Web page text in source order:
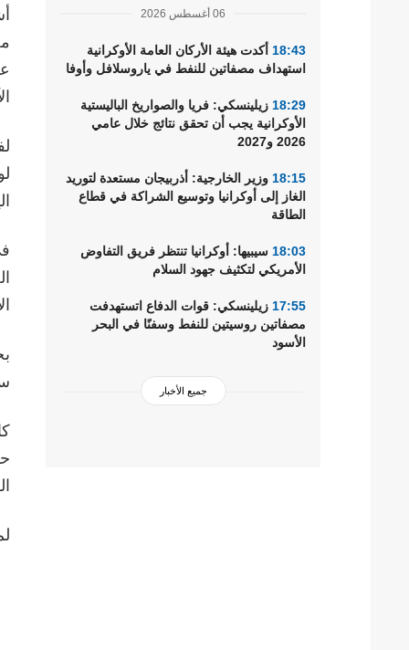
06 أغسطس 2026
18:43 أكدت هيئة الأركان العامة الأوكرانية
استهداف مصفاتين للنفط في ياروسلافل وأوفا
18:29 زيلينسكي: فريا والصواريخ الباليستية
الأوكرانية يجب أن تحقق نتائج خلال عامي
2026 و2027
18:15 وزير الخارجية: أذربيجان مستعدة لتوريد
الغاز إلى أوكرانيا وتوسيع الشراكة في قطاع
الطاقة
18:03 سيبيها: أوكرانيا تنتظر فريق التفاوض
الأمريكي لتكثيف جهود السلام
17:55 زيلينسكي: قوات الدفاع اتستهدفت
مصفاتين روسيتين للنفط وسفنًا في البحر
الأسود
جميع الأخبار